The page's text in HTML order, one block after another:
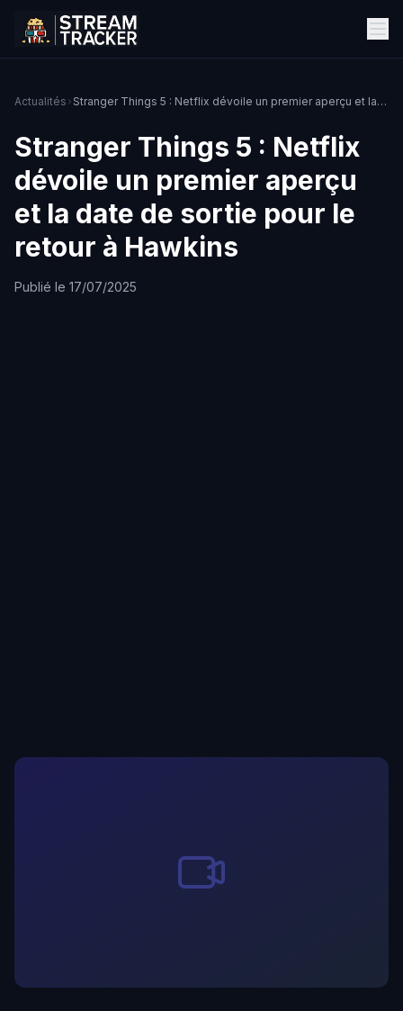
Actualités Stranger Things 5 : Netflix dévoile un premier aperçu et la date de sortie pour le retour à Hawkins
Stranger Things 5 : Netflix
dévoile un premier aperçu
et la date de sortie pour le
retour à Hawkins
Publié le 17/07/2025